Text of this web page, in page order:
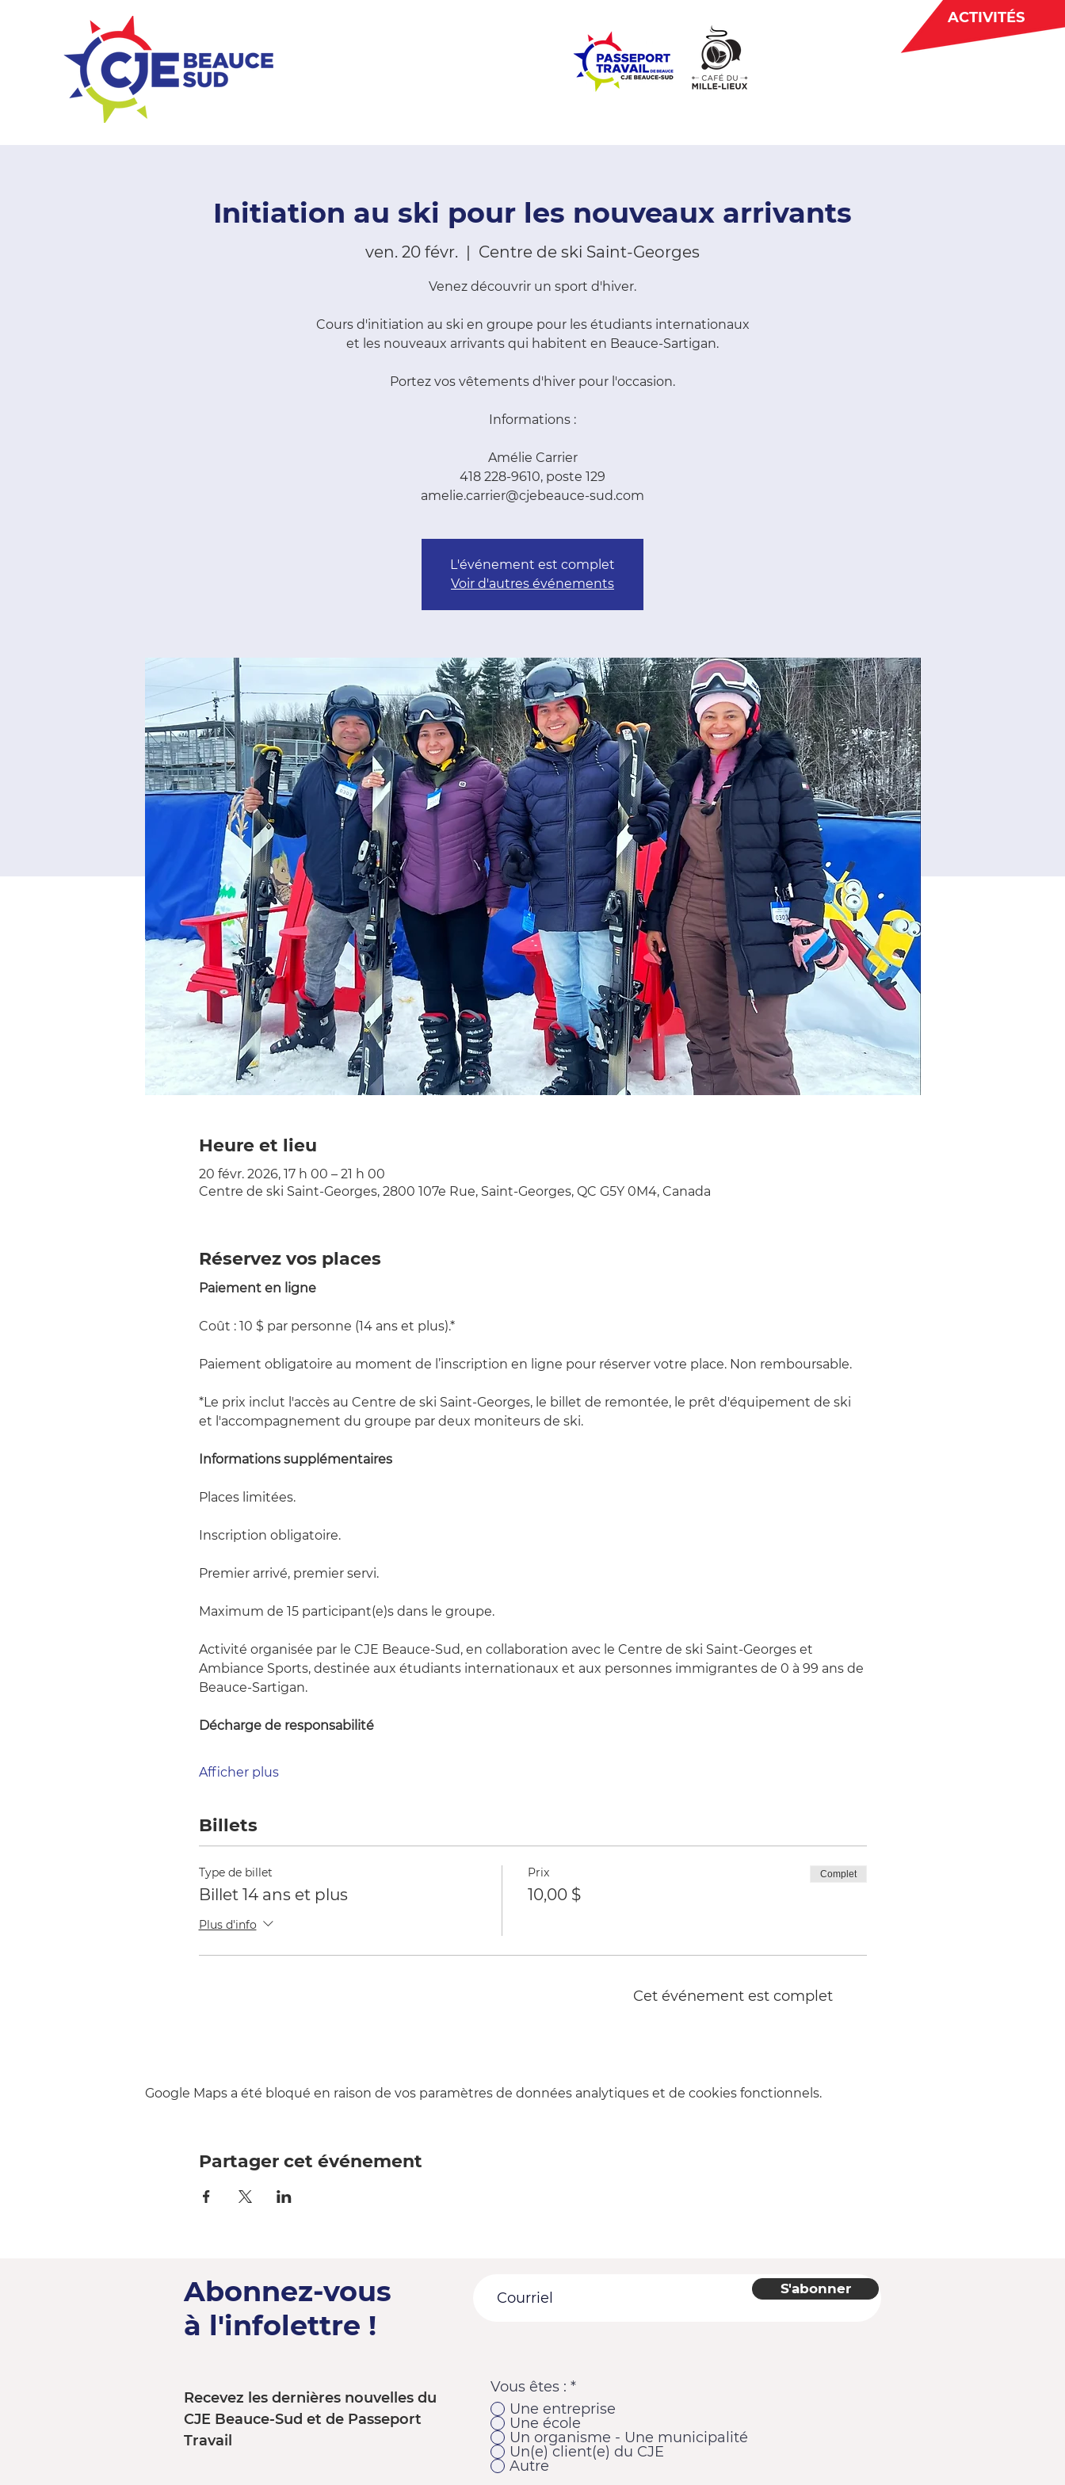
ACTIVITÉS
Initiation au ski pour les nouveaux arrivants
ven. 20 févr.
  |
Centre de ski Saint-Georges
Venez découvrir un sport d'hiver.
Cours d'initiation au ski en groupe pour les étudiants internationaux
et les nouveaux arrivants qui habitent en Beauce-Sartigan.
Portez vos vêtements d'hiver pour l'occasion.
Informations :
Amélie Carrier
418 228-9610, poste 129
amelie.carrier@cjebeauce-sud.com
L'événement est complet
Voir d'autres événements
Heure et lieu
20 févr. 2026, 17 h 00 – 21 h 00
Centre de ski Saint-Georges, 2800 107e Rue, Saint-Georges, QC G5Y 0M4, Canada
Réservez vos places
Paiement en ligne
Coût : 10 $ par personne (14 ans et plus).*
Paiement obligatoire au moment de l’inscription en ligne pour réserver votre place. Non remboursable.
*Le prix inclut l'accès au Centre de ski Saint-Georges, le billet de remontée, le prêt d'équipement de ski
et l'accompagnement du groupe par deux moniteurs de ski.
Informations supplémentaires
Places limitées.
Inscription obligatoire.
Premier arrivé, premier servi.
Maximum de 15 participant(e)s dans le groupe.
Activité organisée par le CJE Beauce-Sud, en collaboration avec le Centre de ski Saint-Georges et
Ambiance Sports, destinée aux étudiants internationaux et aux personnes immigrantes de 0 à 99 ans de
Beauce-Sartigan.
Décharge de responsabilité
Afficher plus
Billets
Type de billet
Billet 14 ans et plus
Plus d'info
Prix
10,00 $
Complet
Cet événement est complet
Google Maps a été bloqué en raison de vos paramètres de données analytiques et de cookies fonctionnels.
Partager cet événement
Abonnez-vous
à l'infolettre !
Recevez les dernières nouvelles du
CJE Beauce-Sud et de Passeport
Travail
S'abonner
Vous êtes : *
Une entreprise
Une école
Un organisme - Une municipalité
Un(e) client(e) du CJE
Autre